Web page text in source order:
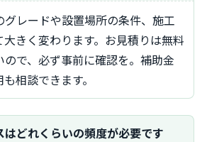
大きく変わります。お見積りは無料
ので、必ず事前に確認を。補助金
相談できます。